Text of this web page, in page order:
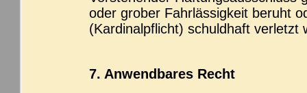
oder grober Fahrlässigkeit beruht
(Kardinalpflicht) schuldhaft verletzt
7. Anwendbares Recht